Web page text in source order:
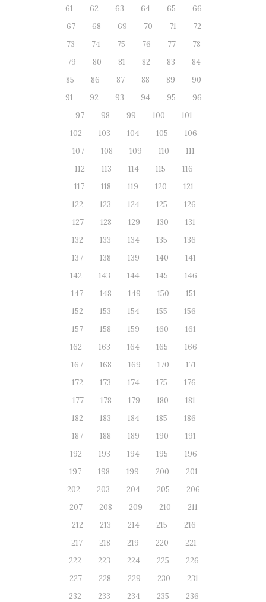
61
62 63 64 65
66
67
68 69 70 71
72
73
74 75 76 77
78
79
80 81 82 83
84
85
86 87 88 89
90
91
92 93 94 95
96
97
98 99 100
101
102
103 104 105
106
107
108 109 110
111
112
113 114 115
116
117
118 119 120
121
122
123 124 125
126
127
128 129 130
131
132
133 134 135
136
137
138 139 140
141
142
143 144 145
146
147
148 149 150
151
152
153 154 155
156
157
158 159 160
161
162
163 164 165
166
167
168 169 170
171
172
173 174 175
176
177
178 179 180
181
182
183 184 185
186
187
188 189 190
191
192
193 194 195
196
197
198 199 200
201
202
203 204 205
206
207
208 209 210
211
212
213 214 215
216
217
218 219 220
221
222
223 224 225
226
227
228 229 230
231
232
233 234 235
236